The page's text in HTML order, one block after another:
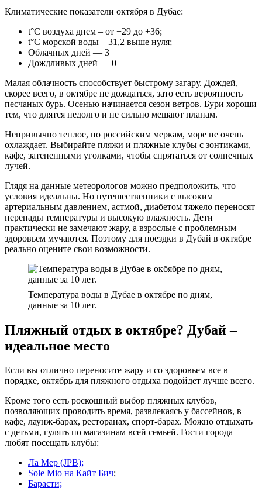
Климатические показатели октября в Дубае:
t°С воздуха днем – от +29 до +36;
t°С морской воды – 31,2 выше нуля;
Облачных дней — 3
Дождливых дней — 0
Малая облачность способствует быстрому загару. Дождей,
скорее всего, в октябре не дождаться, зато есть вероятность
песчаных бурь. Осенью начинается сезон ветров. Бури хороши
тем, что длятся недолго и не сильно мешают планам.
Непривычно теплое, по российским меркам, море не очень
охлаждает. Выбирайте пляжи и пляжные клубы с зонтиками,
кафе, затененными уголками, чтобы спрятаться от солнечных
лучей.
Глядя на данные метеорологов можно предположить, что
условия идеальны. Но путешественники с высоким
артериальным давлением, астмой, диабетом тяжело переносят
перепады температуры и высокую влажность. Дети
практически не замечают жару, а взрослые с проблемным
здоровьем мучаются. Поэтому для поездки в Дубай в октябре
реально оцените свои возможности.
Температура воды в Дубае в октябре по дням,
данные за 10 лет.
Пляжный отдых в октябре? Дубай –
идеальное место
Если вы отлично переносите жару и со здоровьем все в
порядке, октябрь для пляжного отдыха подойдет лучше всего.
Кроме того есть роскошный выбор пляжных клубов,
позволяющих проводить время, развлекаясь у бассейнов, в
кафе, лаунж-барах, ресторанах, спорт-барах. Можно отдыхать
с детьми, гулять по магазинам всей семьей. Гости города
любят посещать клубы:
Ла Мер (JPB);
Sole Mio на Кайт Бич;
Барасти;